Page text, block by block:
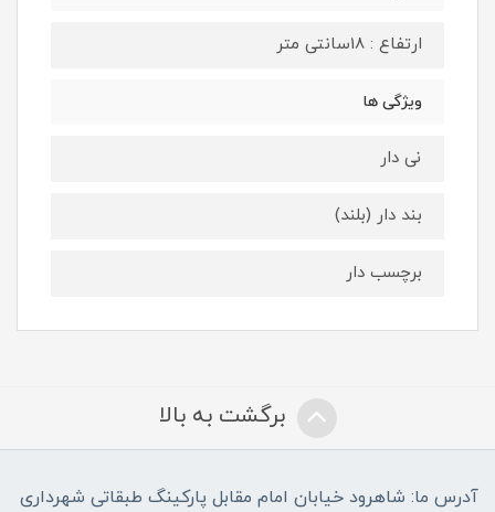
ارتفاع : 18سانتی متر
ویژگی ها
نی دار
بند دار (بلند)
برچسب دار
برگشت به بالا
آدرس ما: شاهرود خیابان امام مقابل پارکینگ طبقاتی شهرداری